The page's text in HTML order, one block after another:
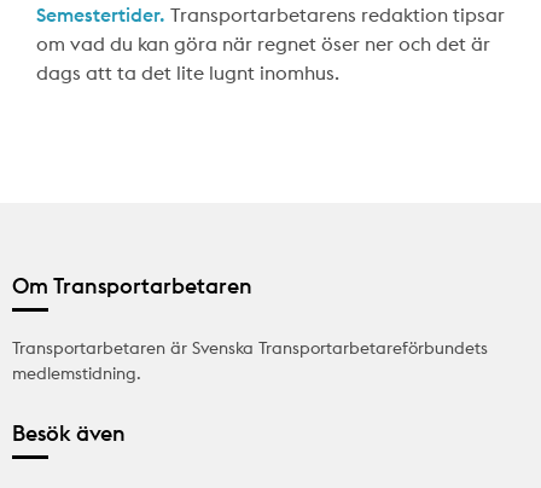
Semestertider. Transportarbetarens redaktion tipsar
om vad du kan göra när regnet öser ner och det är
dags att ta det lite lugnt inomhus.
Om Transportarbetaren
Transportarbetaren är Svenska Transportarbetareförbundets
medlemstidning.
Besök även